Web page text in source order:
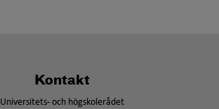
Kontakt
Universitets- och högskolerådet